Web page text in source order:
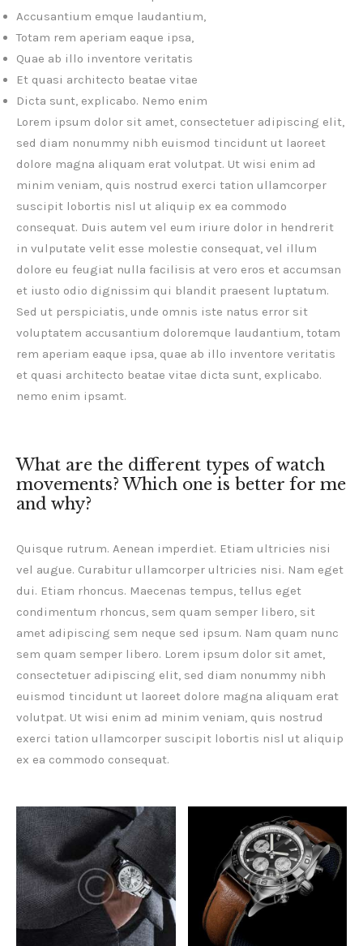
Accusantium emque laudantium,
Totam rem aperiam eaque ipsa,
Quae ab illo inventore veritatis
Et quasi architecto beatae vitae
Dicta sunt, explicabo. Nemo enim
Lorem ipsum dolor sit amet, consectetuer adipiscing elit,
sed diam nonummy nibh euismod tincidunt ut laoreet
dolore magna aliquam erat volutpat. Ut wisi enim ad
minim veniam, quis nostrud exerci tation ullamcorper
suscipit lobortis nisl ut aliquip ex ea commodo
consequat. Duis autem vel eum iriure dolor in hendrerit
in vulputate velit esse molestie consequat, vel illum
dolore eu feugiat nulla facilisis at vero eros et accumsan
et iusto odio dignissim qui blandit praesent luptatum.
Sed ut perspiciatis, unde omnis iste natus error sit
voluptatem accusantium doloremque laudantium, totam
rem aperiam eaque ipsa, quae ab illo inventore veritatis
et quasi architecto beatae vitae dicta sunt, explicabo.
nemo enim ipsamt.
What are the different types of watch
movements? Which one is better for me
and why?
Quisque rutrum. Aenean imperdiet. Etiam ultricies nisi
vel augue. Curabitur ullamcorper ultricies nisi. Nam eget
dui. Etiam rhoncus. Maecenas tempus, tellus eget
condimentum rhoncus, sem quam semper libero, sit
amet adipiscing sem neque sed ipsum. Nam quam nunc
sem quam semper libero. Lorem ipsum dolor sit amet,
consectetuer adipiscing elit, sed diam nonummy nibh
euismod tincidunt ut laoreet dolore magna aliquam erat
volutpat. Ut wisi enim ad minim veniam, quis nostrud
exerci tation ullamcorper suscipit lobortis nisl ut aliquip
ex ea commodo consequat.